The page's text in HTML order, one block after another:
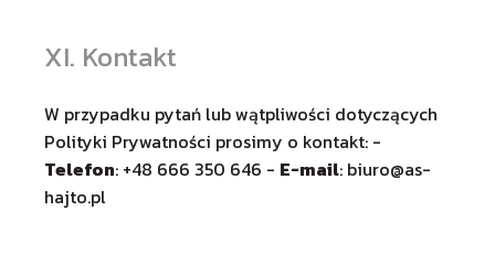
XI. Kontakt
W przypadku pytań lub wątpliwości dotyczących
Polityki Prywatności prosimy o kontakt: -
Telefon: +48 666 350 646 - E-mail: biuro@as-
hajto.pl